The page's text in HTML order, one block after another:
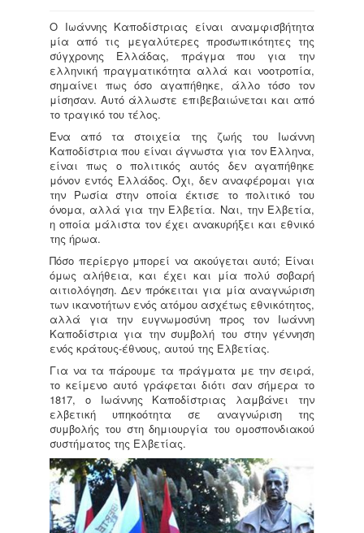
Ο Ιωάννης Καποδίστριας είναι αναμφισβήτητα
μία από τις μεγαλύτερες προσωπικότητες της
σύγχρονης Ελλάδας, πράγμα που για την
ελληνική πραγματικότητα αλλά και νοοτροπία,
σημαίνει πως όσο αγαπήθηκε, άλλο τόσο τον
μίσησαν. Αυτό άλλωστε επιβεβαιώνεται και από
το τραγικό του τέλος.
Ένα από τα στοιχεία της ζωής του Ιωάννη
Καποδίστρια που είναι άγνωστα για τον Έλληνα,
είναι πως ο πολιτικός αυτός δεν αγαπήθηκε
μόνον εντός Ελλάδος. Όχι, δεν αναφέρομαι για
την Ρωσία στην οποία έκτισε το πολιτικό του
όνομα, αλλά για την Ελβετία. Ναι, την Ελβετία,
η οποία μάλιστα τον έχει ανακυρήξει και εθνικό
της ήρωα.
Πόσο περίεργο μπορεί να ακούγεται αυτό; Είναι
όμως αλήθεια, και έχει και μία πολύ σοβαρή
αιτιολόγηση. Δεν πρόκειται για μία αναγνώριση
των ικανοτήτων ενός ατόμου ασχέτως εθνικότητος,
αλλά για την ευγνωμοσύνη προς τον Ιωάννη
Καποδίστρια για την συμβολή του στην γέννηση
ενός κράτους-έθνους, αυτού της Ελβετίας.
Για να τα πάρουμε τα πράγματα με την σειρά,
το κείμενο αυτό γράφεται διότι σαν σήμερα το
1817, ο Ιωάννης Καποδίστριας λαμβάνει την
ελβετική υπηκοότητα σε αναγνώριση της
συμβολής του στη δημιουργία του ομοσπονδιακού
συστήματος της Ελβετίας.